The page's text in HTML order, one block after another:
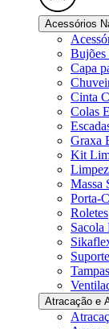
Acessórios
Bujões
Capa
Cinta
Colas
Graxa
Kit
Massa
Porta-
Roletes
Sacola
Atracação e